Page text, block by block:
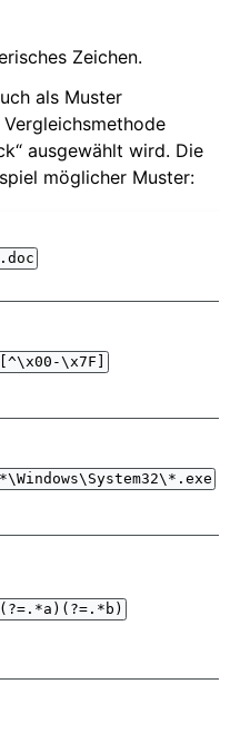
Zeichen.
als Muster
ausgewählt wird. Die
möglicher Muster:
.doc
[^\x00-\x7F]
*\Windows\System32\*.exe
(?=.*a)(?=.*b)